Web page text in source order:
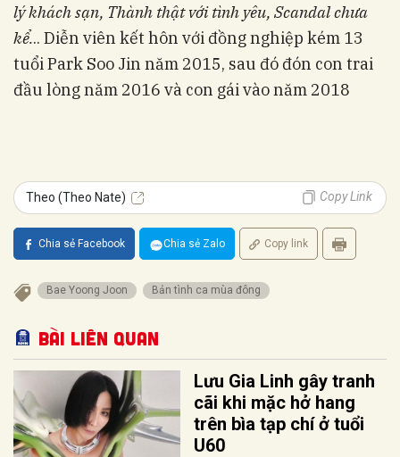
lý khách sạn, Thành thật với tình yêu, Scandal chưa
kể... Diễn viên kết hôn với đồng nghiệp kém 13
tuổi Park Soo Jin năm 2015, sau đó đón con trai
đầu lòng năm 2016 và con gái vào năm 2018
Theo (Theo Nate) Copy Link
Chia sẻ Facebook Chia sẻ Zalo Copy link
Bae Yoong Joon Bản tình ca mùa đông
Bài liên quan
Lưu Gia Linh gây tranh
cãi khi mặc hở hang
trên bìa tạp chí ở tuổi
U60